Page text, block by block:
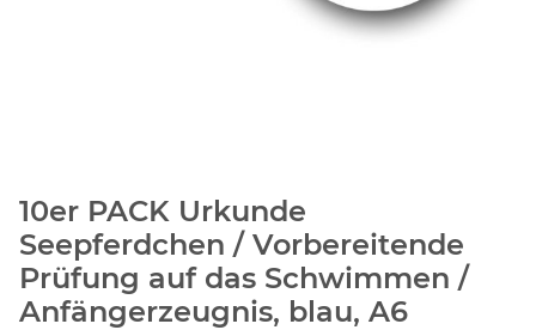
10er PACK Urkunde
Seepferdchen / Vorbereitende
Prüfung auf das Schwimmen /
Anfängerzeugnis, blau, A6